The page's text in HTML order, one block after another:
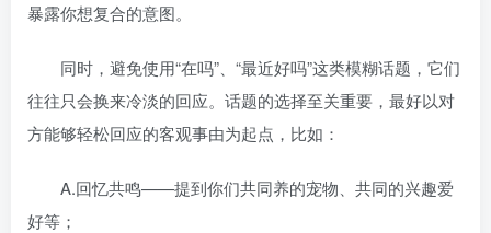
暴露你想复合的意图。
同时，避免使用“在吗”、“最近好吗”这类模糊话题，它们
往往只会换来冷淡的回应。话题的选择至关重要，最好以对
方能够轻松回应的客观事由为起点，比如：
A.回忆共鸣——提到你们共同养的宠物、共同的兴趣爱
好等；